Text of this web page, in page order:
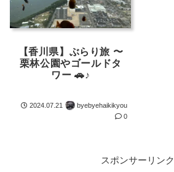
【香川県】ぶらり旅 〜
栗林公園やゴールドタ
ワー 🚗♪
2024.07.21
byebyehaikikyou
0
スポンサーリンク